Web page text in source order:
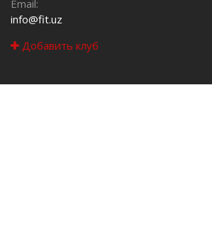
Email:
info@fit.uz
Добавить клуб